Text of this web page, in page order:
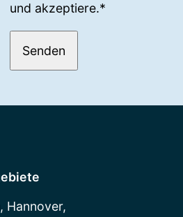
und akzeptiere.*
Hannover,